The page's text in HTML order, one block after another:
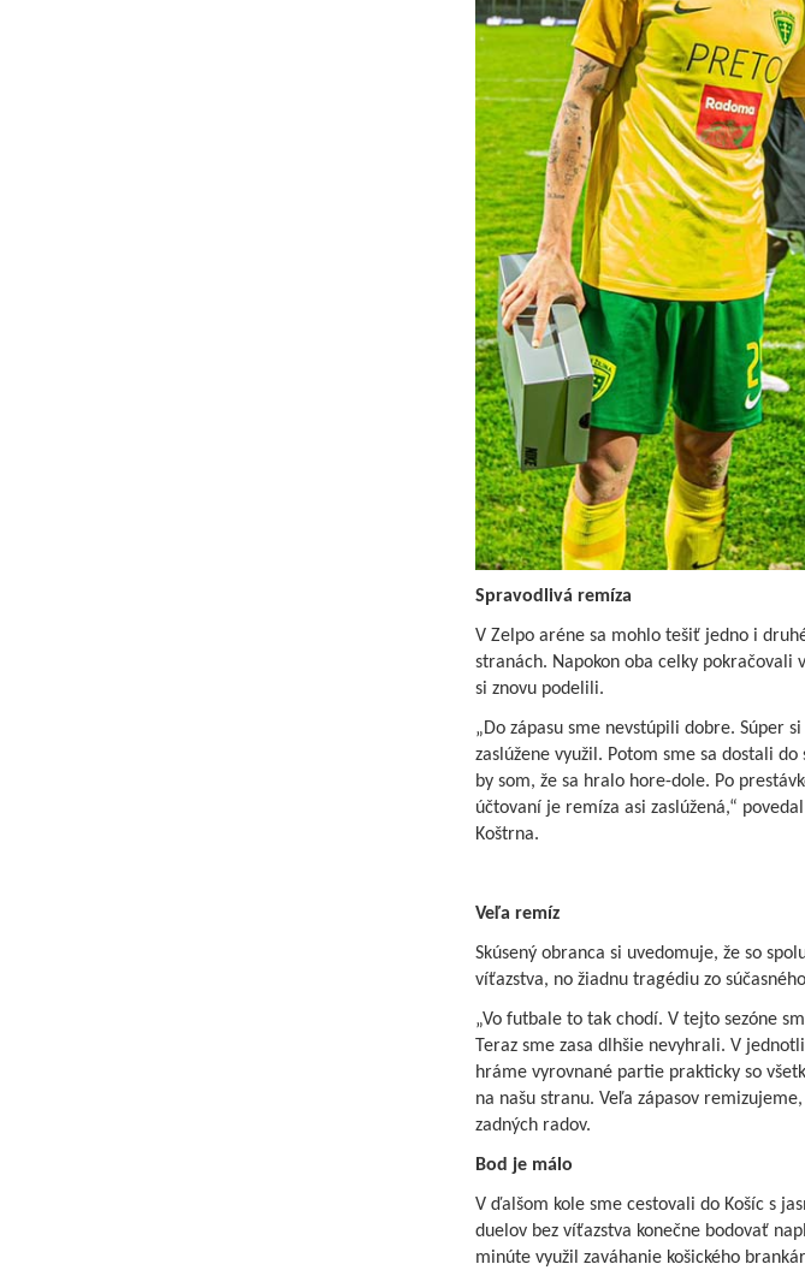
Spravodlivá remíza
V Zelpo aréne sa mohlo tešiť jedno i
stranách. Napokon oba celky pokračovali
si znovu podelili.
„Do zápasu sme nevstúpili dobre. Súper
zaslúžene využil. Potom sme sa dostali
by som, že sa hralo hore-dole. Po
účtovaní je remíza asi zaslúžená,“
Koštrna.
Veľa remíz
Skúsený obranca si uvedomuje, že so
víťazstva, no žiadnu tragédiu zo
„Vo futbale to tak chodí. V tejto sezóne
Teraz sme zasa dlhšie nevyhrali. V
hráme vyrovnané partie prakticky so
na našu stranu. Veľa zápasov
zadných radov.
Bod je málo
V ďalšom kole sme cestovali do Košíc s
duelov bez víťazstva konečne bodovať
minúte využil zaváhanie košického